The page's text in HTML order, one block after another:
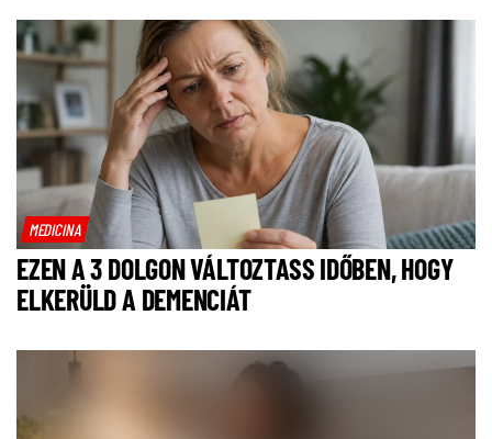
MEDICINA
EZEN A 3 DOLGON VÁLTOZTASS IDŐBEN, HOGY
ELKERÜLD A DEMENCIÁT